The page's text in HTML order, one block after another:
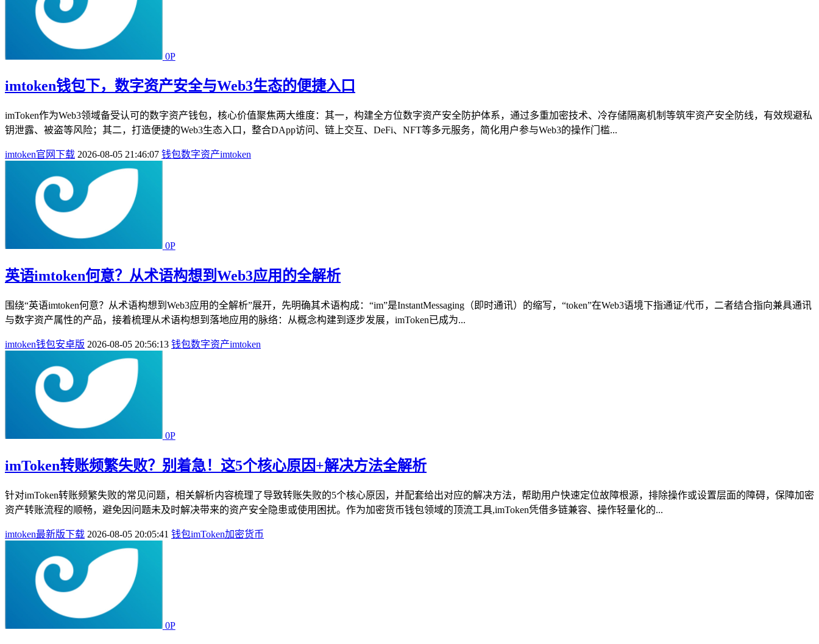
0P
imtoken钱包下，数字资产安全与Web3生态的便捷入口
imToken作为Web3领域备受认可的数字资产钱包，核心价值聚焦两大维度：其一，构建全方位数字资产安全防护体系，通过多重加密技术、冷存储隔离机制等筑牢资产安全防线，有效规避私
钥泄露、被盗等风险；其二，打造便捷的Web3生态入口，整合DApp访问、链上交互、DeFi、NFT等多元服务，简化用户参与Web3的操作门槛...
imtoken官网下载 2026-08-05 21:46:07 钱包数字资产imtoken
0P
英语imtoken何意？从术语构想到Web3应用的全解析
围绕“英语imtoken何意？从术语构想到Web3应用的全解析”展开，先明确其术语构成：“im”是InstantMessaging（即时通讯）的缩写，“token”在Web3语境下指通证/代币，二者结合指向兼具通讯
与数字资产属性的产品，接着梳理从术语构想到落地应用的脉络：从概念构建到逐步发展，imToken已成为...
imtoken钱包安卓版 2026-08-05 20:56:13 钱包数字资产imtoken
0P
imToken转账频繁失败？别着急！这5个核心原因+解决方法全解析
针对imToken转账频繁失败的常见问题，相关解析内容梳理了导致转账失败的5个核心原因，并配套给出对应的解决方法，帮助用户快速定位故障根源，排除操作或设置层面的障碍，保障加密
资产转账流程的顺畅，避免因问题未及时解决带来的资产安全隐患或使用困扰。作为加密货币钱包领域的顶流工具,imToken凭借多链兼容、操作轻量化的...
imtoken最新版下载 2026-08-05 20:05:41 钱包imToken加密货币
0P